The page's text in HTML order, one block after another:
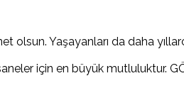
olsun. Yaşayanları da daha
için en büyük mutluluktur.